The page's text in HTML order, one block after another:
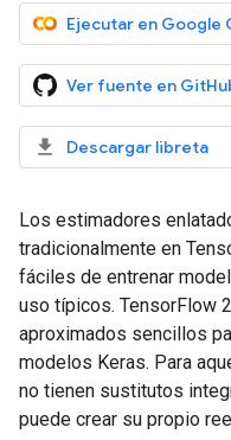
Ejecutar en Google
Ver fuente en
Descargar libreta
Los estimadores
tradicionalmente en
fáciles de entrenar
uso típicos. TensorFlow
aproximados sencillos
modelos Keras. Para
no tienen sustitutos
puede crear su propio